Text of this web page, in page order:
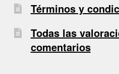
Términos y
Todas las
comentarios